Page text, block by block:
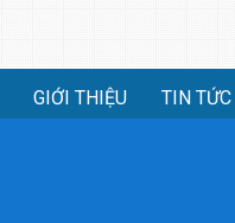
GIỚI THIỆU TIN TỨC